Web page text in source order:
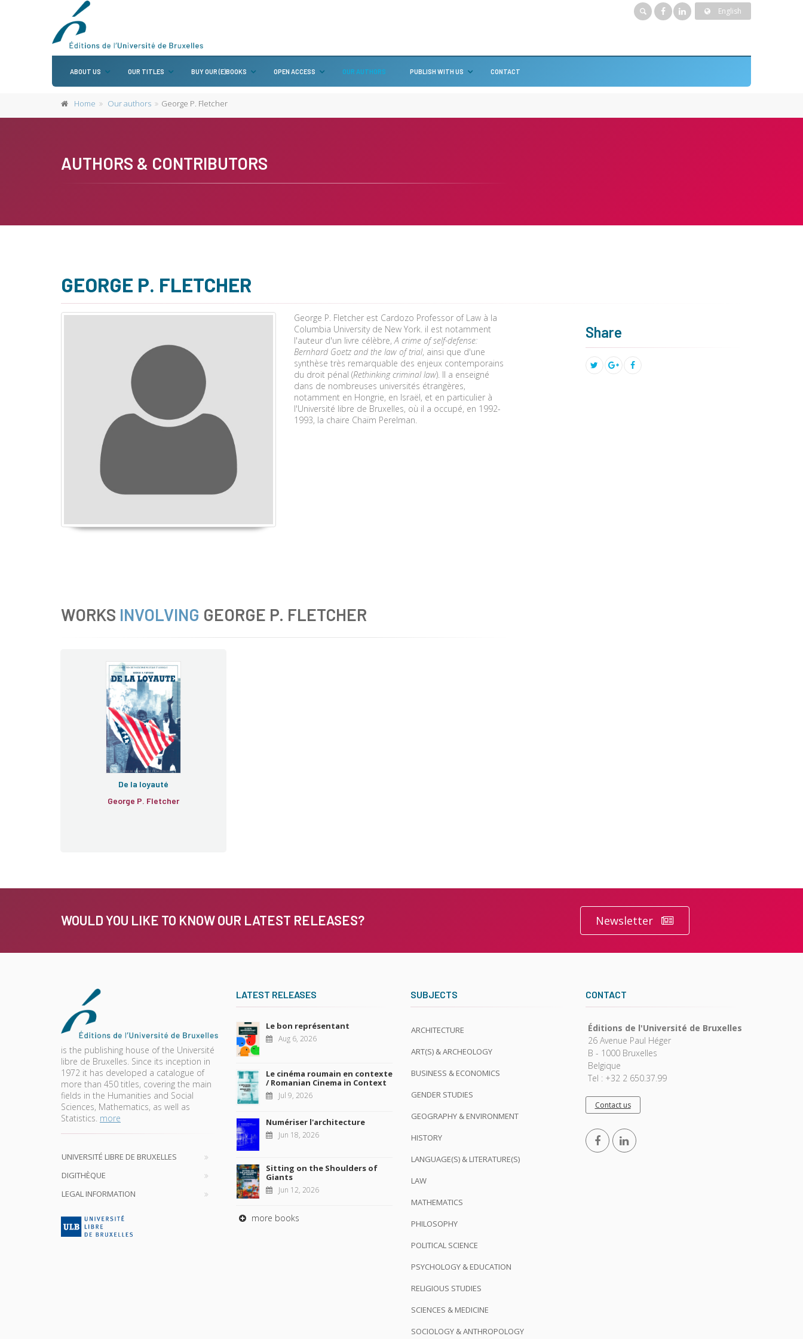
English
ABOUT US OUR TITLES BUY OUR (E)BOOKS OPEN ACCESS OUR AUTHORS PUBLISH WITH US CONTACT
Home Our authors George P. Fletcher
AUTHORS & CONTRIBUTORS
GEORGE P. FLETCHER
George P. Fletcher est Cardozo Professor of Law à la
Columbia University de New York. il est notamment
l'auteur d'un livre célèbre,A crime of self-defense:
Bernhard Goetz and the law of trial, ainsi que d'une
synthèse très remarquable des enjeux contemporains
du droit pénal (Rethinking criminal law). Il a enseigné
dans de nombreuses universités étrangères,
notamment en Hongrie, en Israël, et en particulier à
l'Université libre de Bruxelles, où il a occupé, en 1992-
1993, la chaire Chaïm Perelman.
Share
WORKS INVOLVING GEORGE P. FLETCHER
De la loyauté
George P. Fletcher
WOULD YOU LIKE TO KNOW OUR LATEST RELEASES? Newsletter
is the publishing house of the Université
libre de Bruxelles. Since its inception in
1972 it has developed a catalogue of
more than 450 titles, covering the main
fields in the Humanities and Social
Sciences, Mathematics, as well as
Statistics. more
UNIVERSITÉ LIBRE DE BRUXELLES
DIGITHÈQUE
LEGAL INFORMATION
LATEST RELEASES
Le bon représentant
Aug 6, 2026
Le cinéma roumain en contexte
/ Romanian Cinema in Context
Jul 9, 2026
Numériser l'architecture
Jun 18, 2026
Sitting on the Shoulders of
Giants
Jun 12, 2026
more books
SUBJECTS
ARCHITECTURE
ART(S) & ARCHEOLOGY
BUSINESS & ECONOMICS
GENDER STUDIES
GEOGRAPHY & ENVIRONMENT
HISTORY
LANGUAGE(S) & LITERATURE(S)
LAW
MATHEMATICS
PHILOSOPHY
POLITICAL SCIENCE
PSYCHOLOGY & EDUCATION
RELIGIOUS STUDIES
SCIENCES & MEDICINE
SOCIOLOGY & ANTHROPOLOGY
CONTACT
Éditions de l'Université de Bruxelles
26 Avenue Paul Héger
B - 1000 Bruxelles
Belgique
Tel : +32 2 650.37.99
Contact us